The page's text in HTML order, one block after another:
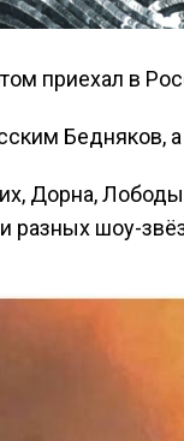
приехал в
Бедняков,
Дорна,
разных шоу-